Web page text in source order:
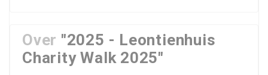
Over "2025 - Leontienhuis
Charity Walk 2025"